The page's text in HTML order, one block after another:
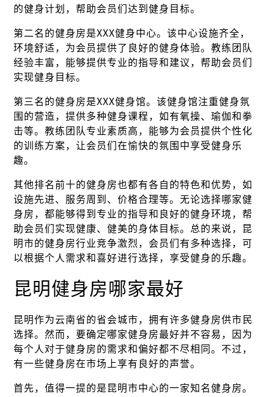
的健身计划，帮助会员们达到健身目标。
第二名的健身房是XXX健身中心。该中心设施齐全，
环境舒适，为会员提供了良好的健身体验。教练团队
经验丰富，能够提供专业的指导和建议，帮助会员们
实现健身目标。
第三名的健身房是XXX健身馆。该健身馆注重健身氛
围的营造，提供多种健身课程，如有氧操、瑜伽和拳
击等。教练团队专业素质高，能够为会员提供个性化
的训练方案，让会员们在愉快的氛围中享受健身乐
趣。
其他排名前十的健身房也都有各自的特色和优势，如
设施先进、服务周到、价格合理等。无论选择哪家健
身房，都能够得到专业的指导和良好的健身环境，帮
助会员们实现健康、健美的身体目标。总的来说，昆
明市的健身房行业竞争激烈，会员们有多种选择，可
以根据个人需求和喜好进行选择，享受健身的乐趣。
昆明健身房哪家最好
昆明作为云南省的省会城市，拥有许多健身房供市民
选择。然而，要确定哪家健身房最好并不容易，因为
每个人对于健身房的需求和偏好都不尽相同。不过，
有一些健身房在市场上享有良好的声誉。
首先，值得一提的是昆明市中心的一家知名健身房。